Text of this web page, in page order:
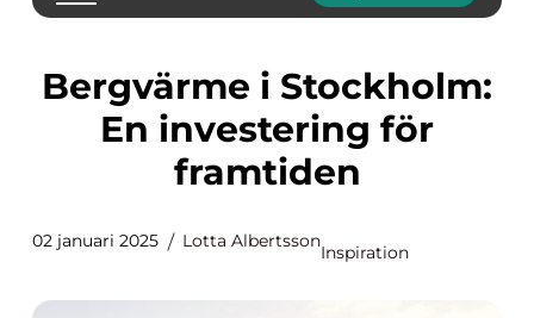
Bergvärme i Stockholm:
En investering för
framtiden
02 januari 2025 Lotta Albertsson
Inspiration